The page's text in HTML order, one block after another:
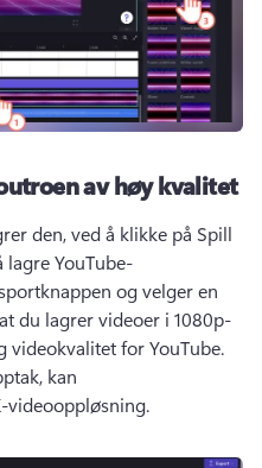
av høy kvalitet
den, ved å klikke på Spill
YouTube-
og velger en
du lagrer videoer i 1080p-
kan
videooppløsning.